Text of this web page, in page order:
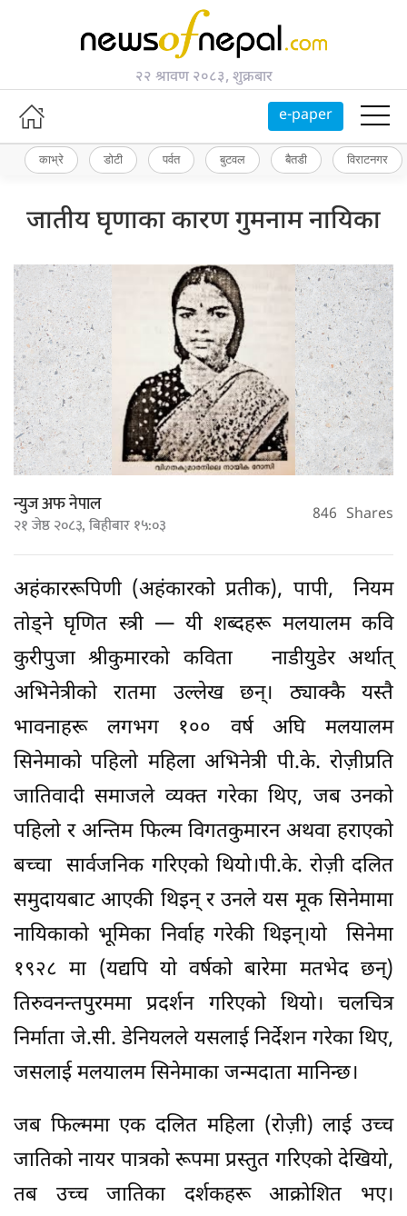
२२ श्रावण २०८३, शुक्रबार
e-paper
काभ्रे डोटी पर्वत बुटवल बैतडी विराटनगर
जातीय घृणाका कारण गुमनाम नायिका
न्युज अफ नेपाल
२१ जेष्ठ २०८३, बिहीबार १५:०३ 846 Shares
अहंकाररूपिणी (अहंकारको प्रतीक), पापी, नियम
तोड्ने घृणित स्त्री — यी शब्दहरू मलयालम कवि
कुरीपुजा श्रीकुमारको कविता नाडीयुडेर अर्थात्
अभिनेत्रीकाे रातमा उल्लेख छन्। ठ्याक्कै यस्तै
भावनाहरू लगभग १०० वर्ष अघि मलयालम
सिनेमाको पहिलो महिला अभिनेत्री पी.के. रोज़ीप्रति
जातिवादी समाजले व्यक्त गरेका थिए, जब उनको
पहिलो र अन्तिम फिल्म विगतकुमारन अथवा हराएकाे
बच्चा सार्वजनिक गरिएको थियो।पी.के. रोज़ी दलित
समुदायबाट आएकी थिइन् र उनले यस मूक सिनेमामा
नायिकाको भूमिका निर्वाह गरेकी थिइन्।यो सिनेमा
१९२८ मा (यद्यपि यो वर्षको बारेमा मतभेद छन्)
तिरुवनन्तपुरममा प्रदर्शन गरिएको थियो। चलचित्र
निर्माता जे.सी. डेनियलले यसलाई निर्देशन गरेका थिए,
जसलाई मलयालम सिनेमाका जन्मदाता मानिन्छ।
जब फिल्ममा एक दलित महिला (रोज़ी) लाई उच्च
जातिको नायर पात्रको रूपमा प्रस्तुत गरिएको देखियो,
तब उच्च जातिका दर्शकहरू आक्रोशित भए।